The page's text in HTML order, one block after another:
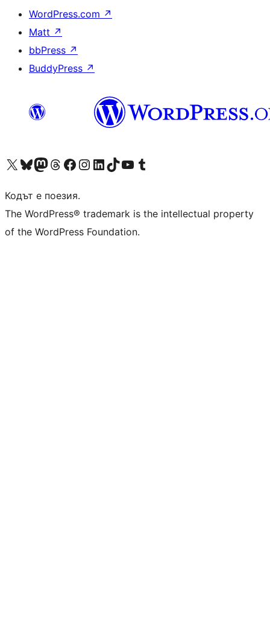
WordPress.com ↗
Matt ↗
bbPress ↗
BuddyPress ↗
Visit our X (formerly Twitter) account
Visit our Bluesky account
Visit our Mastodon account
Visit our Threads account
Посетете нашата страница във Facebook
Посетете нашия профил в Instagram
Посетете нашия профил в LinkedIn
Visit our TikTok account
Visit our YouTube channel
Visit our Tumblr account
Кодът е поезия.
The WordPress® trademark is the intellectual property
of the WordPress Foundation.